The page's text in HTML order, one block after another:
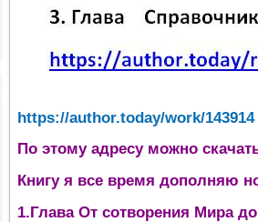
https://author.today/work/143914
По этому адресу можно
Книгу я все время дополняю
1.Глава От сотворения Мира